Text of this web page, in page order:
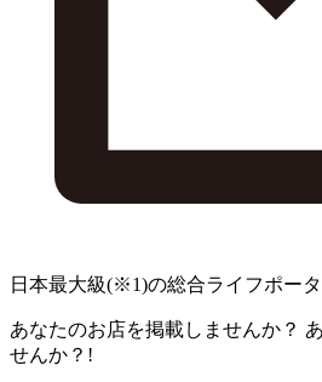
日本最大級(※1)の総合ライフポー
あなたのお店を掲載しませんか？
せんか？!